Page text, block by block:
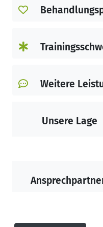
profitieren.
Praxis, ist diese
Wir freuen uns
Weitere
Unsere Lage